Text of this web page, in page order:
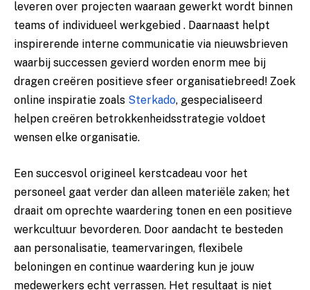
leveren over projecten waaraan gewerkt wordt binnen
teams of individueel werkgebied . Daarnaast helpt
inspirerende interne communicatie via nieuwsbrieven
waarbij successen gevierd worden enorm mee bij
dragen creëren positieve sfeer organisatiebreed! Zoek
online inspiratie zoals Sterkado, gespecialiseerd
helpen creëren betrokkenheidsstrategie voldoet
wensen elke organisatie.
Een succesvol origineel kerstcadeau voor het
personeel gaat verder dan alleen materiële zaken; het
draait om oprechte waardering tonen en een positieve
werkcultuur bevorderen. Door aandacht te besteden
aan personalisatie, teamervaringen, flexibele
beloningen en continue waardering kun je jouw
medewerkers echt verrassen. Het resultaat is niet